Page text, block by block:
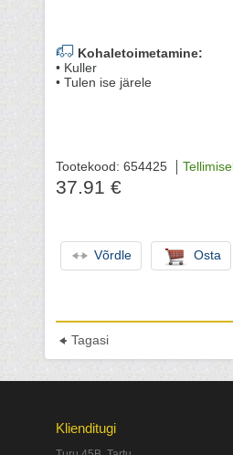
Kohaletoimetamine:
• Kuller
• Tulen ise järele
Tootekood: 654425 Tellimisel
37.91 €
Võrdle Osta
Tagasi
Klienditugi